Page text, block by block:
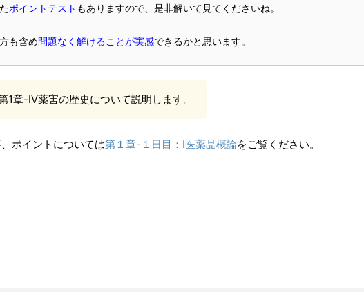
ポイントテスト もありますので、是非解いて見てくださいね。
も含め問題なく解けることが実感できるかと思います。
1章-Ⅳ薬害の歴史について説明します。
ポイントについては第１章-１日目：Ⅰ医薬品概論をご覧ください。